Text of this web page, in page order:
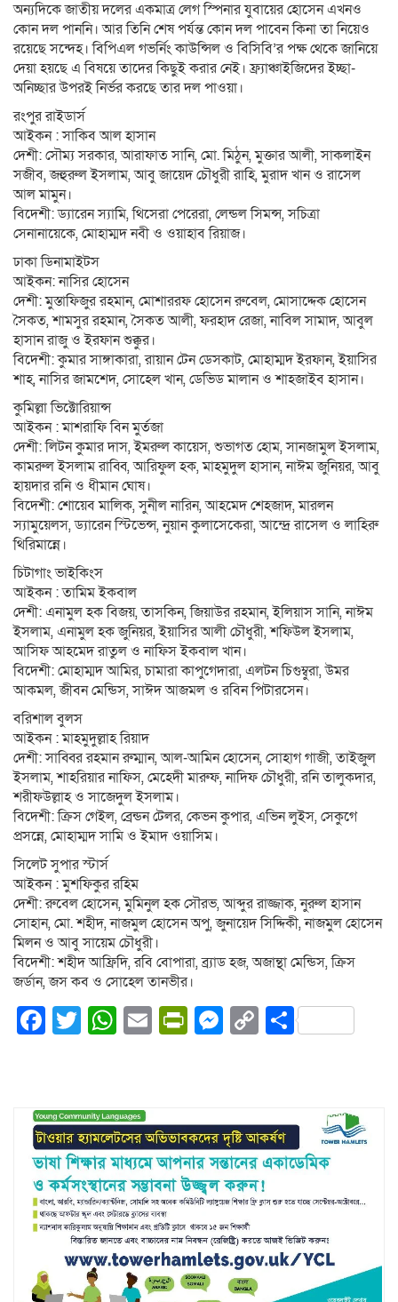
অন্যদিকে জাতীয় দলের একমাত্র লেগ স্পিনার যুবায়ের হোসেন এখনও
কোন দল পাননি। আর তিনি শেষ পর্যন্ত কোন দল পাবেন কিনা তা নিয়েও
রয়েছে সন্দেহ। বিপিএল গভর্নিং কাউন্সিল ও বিসিবি’র পক্ষ থেকে জানিয়ে
দেয়া হয়ছে এ বিষয়ে তাদের কিছু্‌ই করার নেই। ফ্র্যাঞ্চাইজিদের ইচ্ছা-
অনিচ্ছার উপরই নির্ভর করছে তার দল পাওয়া।
রংপুর রাইডার্স
আইকন : সাকিব আল হাসান
দেশী: সৌম্য সরকার, আরাফাত সানি, মো. মিঠুন, মুক্তার আলী, সাকলাইন
সজীব, জহুরুল ইসলাম, আবু জায়েদ চৌধুরী রাহি, মুরাদ খান ও রাসেল
আল মামুন।
বিদেশী: ড্যারেন স্যামি, থিসেরা পেরেরা, লেন্ডল সিমন্স, সচিত্রা
সেনানায়েকে, মোহাম্মদ নবী ও ওয়াহাব রিয়াজ।
ঢাকা ডিনামাইটস
আইকন: নাসির হোসেন
দেশী: মুস্তাফিজুর রহমান, মোশাররফ হোসেন রুবেল, মোসাদ্দেক হোসেন
সৈকত, শামসুর রহমান, সৈকত আলী, ফরহাদ রেজা, নাবিল সামাদ, আবুল
হাসান রাজু ও ইরফান শুক্কুর।
বিদেশী: কুমার সাঙ্গাকারা, রায়ান টেন ডেসকাট, মোহাম্মদ ইরফান, ইয়াসির
শাহ, নাসির জামশেদ, সোহেল খান, ডেভিড মালান ও শাহজাইব হাসান।
কুমিল্লা ভিক্টোরিয়ান্স
আইকন : মাশরাফি বিন মুর্তজা
দেশী: লিটন কুমার দাস, ইমরুল কায়েস, শুভাগত হোম, সানজামুল ইসলাম,
কামরুল ইসলাম রাব্বি, আরিফুল হক, মাহমুদুল হাসান, নাঈম জুনিয়র, আবু
হায়দার রনি ও ধীমান ঘোষ।
বিদেশী: শোয়েব মালিক, সুনীল নারিন, আহমেদ শেহজাদ, মারলন
স্যামুয়েলস, ড্যারেন স্টিভেন্স, নুয়ান কুলাসেকেরা, আন্দ্রে রাসেল ও লাহিরু
থিরিমান্নে।
চিটাগাং ভাইকিংস
আইকন : তামিম ইকবাল
দেশী: এনামুল হক বিজয়, তাসকিন, জিয়াউর রহমান, ইলিয়াস সানি, নাঈম
ইসলাম, এনামুল হক জুনিয়র, ইয়াসির আলী চৌধুরী, শফিউল ইসলাম,
আসিফ আহমেদ রাতুল ও নাফিস ইকবাল খান।
বিদেশী: মোহাম্মদ আমির, চামারা কাপুগেদারা, এলটন চিগুম্বুরা, উমর
আকমল, জীবন মেন্ডিস, সাঈদ আজমল ও রবিন পিটারসেন।
বরিশাল বুলস
আইকন : মাহমুদুল্লাহ রিয়াদ
দেশী: সাব্বির রহমান রুম্মান, আল-আমিন হোসেন, সোহাগ গাজী, তাইজুল
ইসলাম, শাহরিয়ার নাফিস, মেহেদী মারুফ, নাদিফ চৌধুরী, রনি তালুকদার,
শরীফউল্লাহ ও সাজেদুল ইসলাম।
বিদেশী: ক্রিস গেইল, ব্রেন্ডন টেলর, কেভন কুপার, এভিন লুইস, সেকুগে
প্রসন্নে, মোহাম্মদ সামি ও ইমাদ ওয়াসিম।
সিলেট সুপার স্টার্স
আইকন : মুশফিকুর রহিম
দেশী: রুবেল হোসেন, মুমিনুল হক সৌরভ, আব্দুর রাজ্জাক, নুরুল হাসান
সোহান, মো. শহীদ, নাজমুল হোসেন অপু, জুনায়েদ সিদ্দিকী, নাজমুল হোসেন
মিলন ও আবু সায়েম চৌধুরী।
বিদেশী: শহীদ আফ্রিদি, রবি বোপারা, ব্র্যাড হজ, অজান্থা মেন্ডিস, ক্রিস
জর্ডান, জস কব ও সোহেল তানভীর।
Facebook
Twitter
WhatsApp
EmailPrintFriendly
Messenger
CopyShare